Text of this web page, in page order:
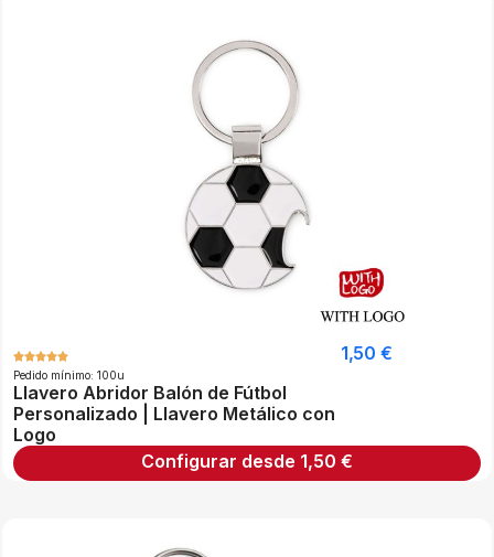
Pedido mínimo: 100u
Llavero Abridor Balón de Fútbol
Personalizado | Llavero Metálico con
Logo
1,50 €
Configurar desde 1,50 €